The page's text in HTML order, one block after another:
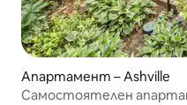
Апартамент – Ashville
Самостоятелен